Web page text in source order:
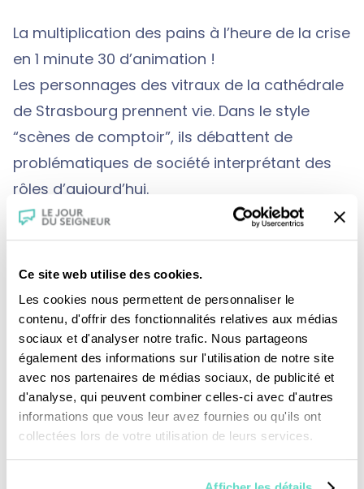
Ce site web utilise des cookies.
Les cookies nous permettent de personnaliser le
contenu, d'offrir des fonctionnalités relatives aux médias
sociaux et d'analyser notre trafic. Nous partageons
également des informations sur l'utilisation de notre site
avec nos partenaires de médias sociaux, de publicité et
d'analyse, qui peuvent combiner celles-ci avec d'autres
informations que vous leur avez fournies ou qu'ils ont
collectées lors de votre utilisation de leurs services.
La multiplication des pains à l’heure de la crise
en 1 minute 30 d’animation !
Les personnages des vitraux de la cathédrale
de Strasbourg prennent vie. Dans le style
“scènes de comptoir”, ils débattent de
problématiques de société interprétant des
rôles d’aujourd’hui.
Une nouvelle façon d’entendre la Parole de
Dieu.
Je fais un don
Revoir la messe du 02 août 2026